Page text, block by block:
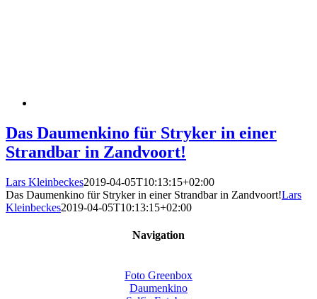
Das Daumenkino für Stryker in einer
Strandbar in Zandvoort!
Lars Kleinbeckes2019-04-05T10:13:15+02:00
Das Daumenkino für Stryker in einer Strandbar in Zandvoort!Lars
Kleinbeckes2019-04-05T10:13:15+02:00
Navigation
Foto Greenbox
Daumenkino